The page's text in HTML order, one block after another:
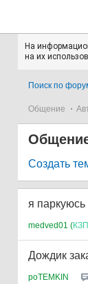
На
на их
Поиск по
Общение
Создать
я паркуюсь
medved01 (
Дождик
poTEMKIN